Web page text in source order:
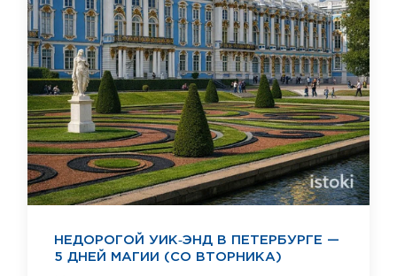
НЕДОРОГОЙ УИК‑ЭНД В ПЕТЕРБУРГЕ —
5 ДНЕЙ МАГИИ (СО ВТОРНИКА)